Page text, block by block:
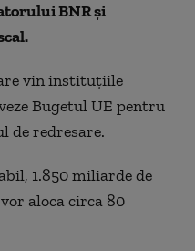
BNR şi
vin instituţiile
Bugetul UE pentru
de redresare.
1.850 miliarde de
aloca circa 80